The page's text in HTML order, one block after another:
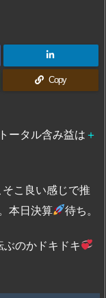
Copy
ータル含み益は ＋
こ良い感じで推
。本日決算 待ち。
のかドキドキ